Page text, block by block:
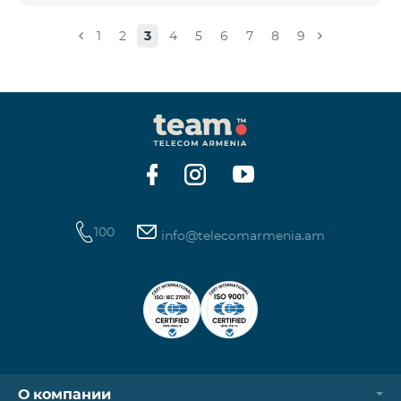
ծառայությունների նոր միացումները և ավտոմատ
ծառայության նոր միացումները և գործողությունը։
1 2 3 4 5 6 7 8 9
100 info@telecomarmenia.am
О компании